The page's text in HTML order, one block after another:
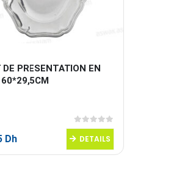
DE PRESENTATION EN
60*29,5CM
0sur 5
Dh DETAILS